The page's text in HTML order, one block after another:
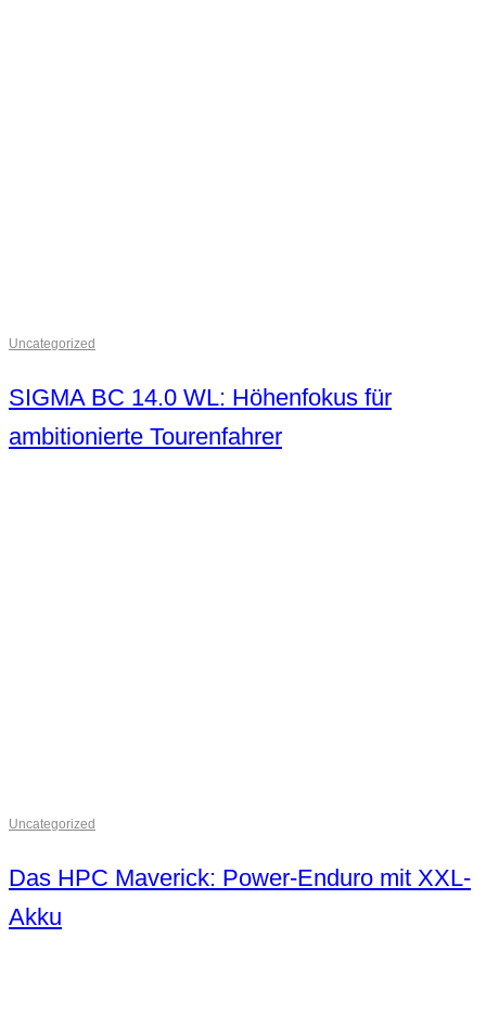
Uncategorized
SIGMA BC 14.0 WL: Höhenfokus für
ambitionierte Tourenfahrer
Uncategorized
Das HPC Maverick: Power-Enduro mit XXL-
Akku